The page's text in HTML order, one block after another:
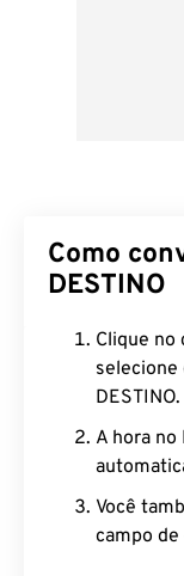
Como
DESTINO
Clique no
selecione
DESTINO.
A hora no
Você
campo de